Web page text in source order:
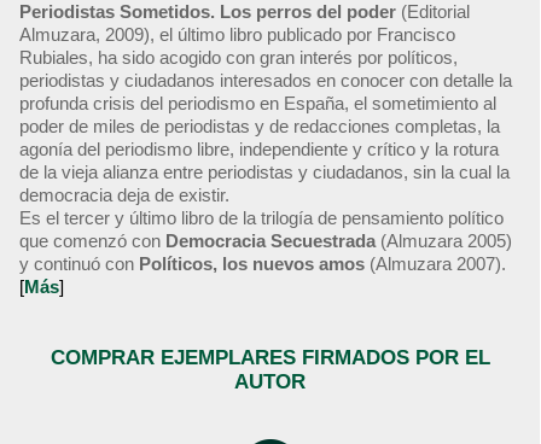
Periodistas Sometidos. Los perros del poder (Editorial
Almuzara, 2009), el último libro publicado por Francisco
Rubiales, ha sido acogido con gran interés por políticos,
periodistas y ciudadanos interesados en conocer con detalle la
profunda crisis del periodismo en España, el sometimiento al
poder de miles de periodistas y de redacciones completas, la
agonía del periodismo libre, independiente y crítico y la rotura
de la vieja alianza entre periodistas y ciudadanos, sin la cual la
democracia deja de existir.
Es el tercer y último libro de la trilogía de pensamiento político
que comenzó con Democracia Secuestrada (Almuzara 2005)
y continuó con Políticos, los nuevos amos (Almuzara 2007).
[Más]
COMPRAR EJEMPLARES FIRMADOS POR EL
AUTOR